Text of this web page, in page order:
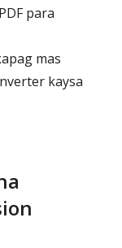
para
mas
kaysa